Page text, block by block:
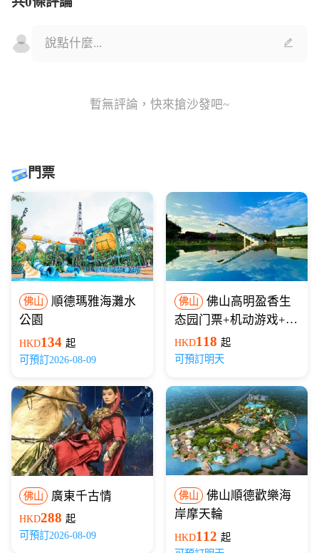
暫無評論，快來搶沙發吧~
門票
佛山
順德瑪雅海灘水
公園
HKD134 起
可預訂2026-08-09
佛山 廣東千古情
HKD288 起
可預訂2026-08-09
佛山
佛山高明盈香生
态园门票+机动游戏+玻
璃桥
HKD118 起
可預訂明天
佛山
佛山順德歡樂海
岸摩天輪
HKD112 起